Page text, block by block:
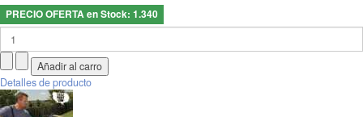
PRECIO OFERTA en Stock: 1.340
Detalles de producto